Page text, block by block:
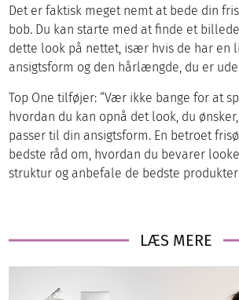
Det er faktisk meget nemt at bede din
bob. Du kan starte med at finde et
dette look på nettet, især hvis de har en
ansigtsform og den hårlængde, du er
Top One tilføjer: “Vær ikke bange for at
hvordan du kan opnå det look, du
passer til din ansigtsform. En betroet
bedste råd om, hvordan du bevarer
struktur og anbefale de bedste produkter
LÆS MERE